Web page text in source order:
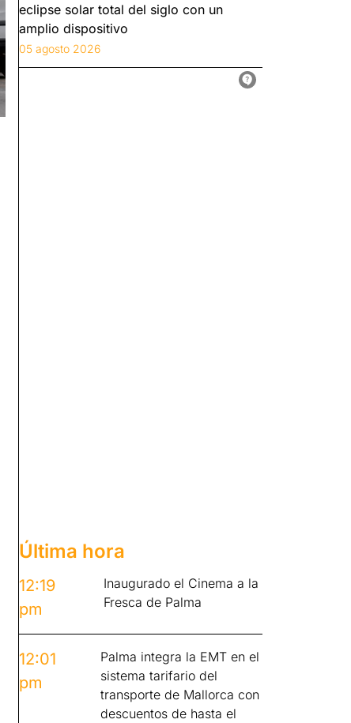
eclipse solar total del siglo con un
amplio dispositivo
05 agosto 2026
Última hora
12:19
pm
Inaugurado el Cinema a la
Fresca de Palma
12:01
pm
Palma integra la EMT en el
sistema tarifario del
transporte de Mallorca con
descuentos de hasta el